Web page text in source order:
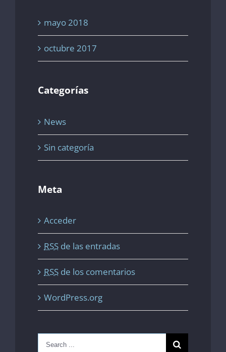
mayo 2018
octubre 2017
Categorías
News
Sin categoría
Meta
Acceder
RSS de las entradas
RSS de los comentarios
WordPress.org
Search